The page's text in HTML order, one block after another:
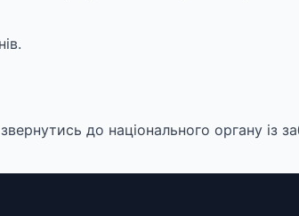
до національного органу із